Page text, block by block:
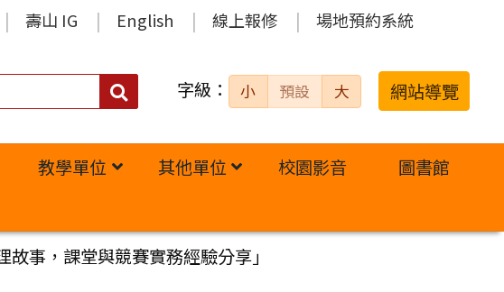
壽山 IG English 線上報修 場地預約系統
搜
字級： 小 預設 大 網站導覽
教學單位 其他單位 校園影音
圖書館
事，課堂與競賽實務經驗分享」